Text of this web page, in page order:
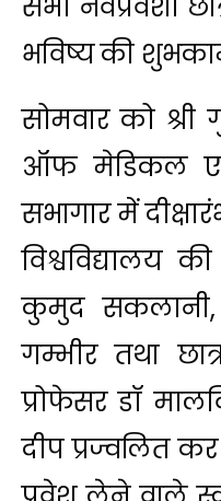
भविष्य की
सोमवार को श्री
ऑफ मेडिकल
सभागार में
विश्वविद्यालय
कुमुद सकलानी,
गम्भीर तथा
प्रोफेसर डॉ
दीप प्रज्वलित